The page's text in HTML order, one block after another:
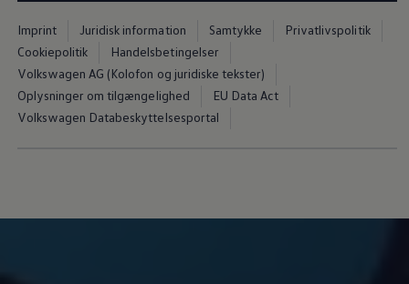
Imprint Juridisk information Samtykke
Privatlivspolitik
Cookiepolitik
Handelsbetingelser
Volkswagen AG (Kolofon og juridiske tekster)
Oplysninger om tilgængelighed
EU Data Act
Volkswagen Databeskyttelsesportal